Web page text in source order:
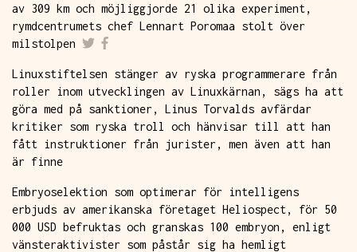
av 309 km och möjliggjorde 21 olika experiment,
rymdcentrumets chef Lennart Poromaa stolt över
milstolpen
Linuxstiftelsen stänger av ryska programmerare från
roller inom utvecklingen av Linuxkärnan, sägs ha att
göra med på sanktioner, Linus Torvalds avfärdar
kritiker som ryska troll och hänvisar till att han
fått instruktioner från jurister, men även att han
är finne
Embryoselektion som optimerar för intelligens
erbjuds av amerikanska företaget Heliospect, för 50
000 USD befruktas och granskas 100 embryon, enligt
vänsteraktivister som påstår sig ha hemligt